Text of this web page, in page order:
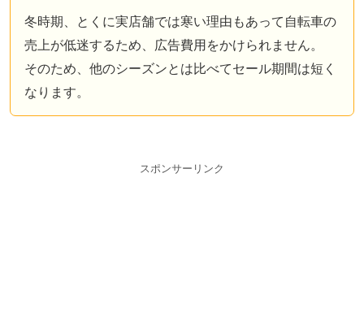
冬時期、とくに実店舗では寒い理由もあって自転車の
売上が低迷するため、広告費用をかけられません。
そのため、他のシーズンとは比べてセール期間は短く
なります。
スポンサーリンク